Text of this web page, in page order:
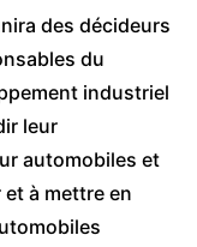
des décideurs
du
industriel
leur
automobiles et
à mettre en